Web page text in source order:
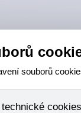
souborů
cookies